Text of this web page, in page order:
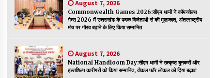
पर रखने की घोषणा
December 18, 2023
August 7, 2026
Commonwealth Games 2026:सीएम धामी ने कॉमनवेल्थ
गेम्स 2026 में उत्तराखंड के पदक विजेताओं से की मुलाकात, अंतरराष्ट्रीय
मंच पर गौरव बढ़ाने के लिए किया सम्मानित
August 7, 2026
National Handloom Day:सीएम धामी ने उत्कृष्ट बुनकरों और
हस्तशिल्प कारीगरों को किया सम्मानित, वोकल फॉर लोकल को दिया बढ़ावा